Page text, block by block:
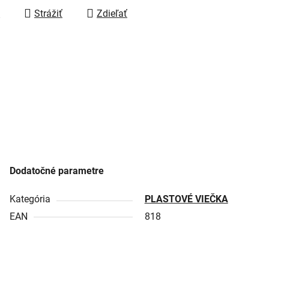
Strážiť Zdieľať
Dodatočné parametre
Kategória
PLASTOVÉ VIEČKA
EAN
818